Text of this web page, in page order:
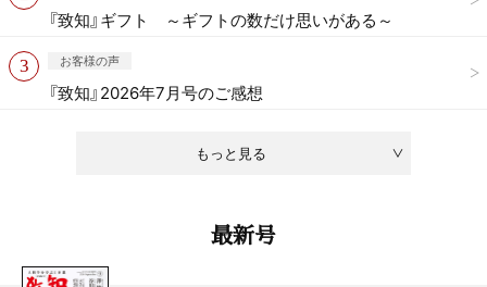
もっと見る
『致知』ギフト ～ギフトの数だけ思いがある～
お客様の声
『致知』2026年7月号のご感想
最新号